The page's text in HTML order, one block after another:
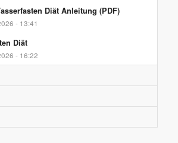
Diät Anleitung (PDF)
- 13:41
Diät
- 16:22